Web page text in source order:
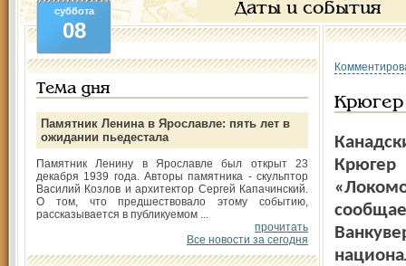
Даты и события
суббота
08
Тема дня
Памятник Ленина в Ярославле: пять лет в
ожидании пьедестала
Памятник Ленину в Ярославле был открыт 23
декабря 1939 года. Авторы памятника - скульптор
Василий Козлов и архитектор Сергей Капачинский.
О том, что предшествовало этому событию,
рассказывается в публикуемом ...
прочитать
Все новости за сегодня
Крюгер
Крюгер